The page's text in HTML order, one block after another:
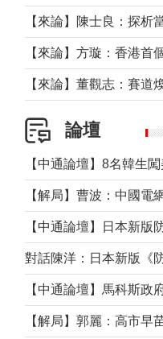
【來論】董觀志：賽道
論壇